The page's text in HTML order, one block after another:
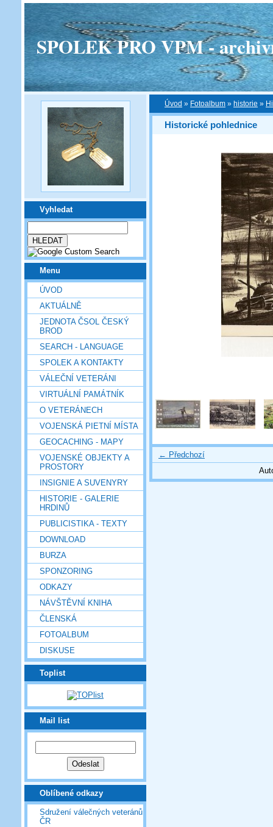
SPOLEK PRO VPM -
Vyhledat
Menu
ÚVOD
AKTUÁLNĚ
JEDNOTA ČSOL ČESKÝ
BROD
SEARCH - LANGUAGE
SPOLEK A KONTAKTY
VÁLEČNÍ VETERÁNI
VIRTUÁLNÍ PAMÁTNÍK
O VETERÁNECH
VOJENSKÁ PIETNÍ MÍSTA
GEOCACHING - MAPY
VOJENSKÉ OBJEKTY A
PROSTORY
INSIGNIE A SUVENYRY
HISTORIE - GALERIE
HRDINŮ
PUBLICISTIKA - TEXTY
DOWNLOAD
BURZA
SPONZORING
ODKAZY
NÁVŠTĚVNÍ KNIHA
ČLENSKÁ
FOTOALBUM
DISKUSE
Toplist
Mail list
Oblíbené odkazy
Sdružení válečných veteránů
ČR
Úvod » Fotoalbum » historie »
Historické pohlednice
← Předchozí